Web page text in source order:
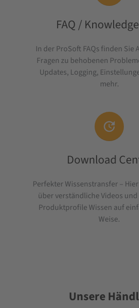
FAQ /
In der ProSoft FAQs finden Sie
Fragen zu behobenen
Updates, Logging,
mehr.

Download
Perfekter Wissenstransfer –
über verständliche Videos
Produktprofile Wissen auf
Weise.
Unsere